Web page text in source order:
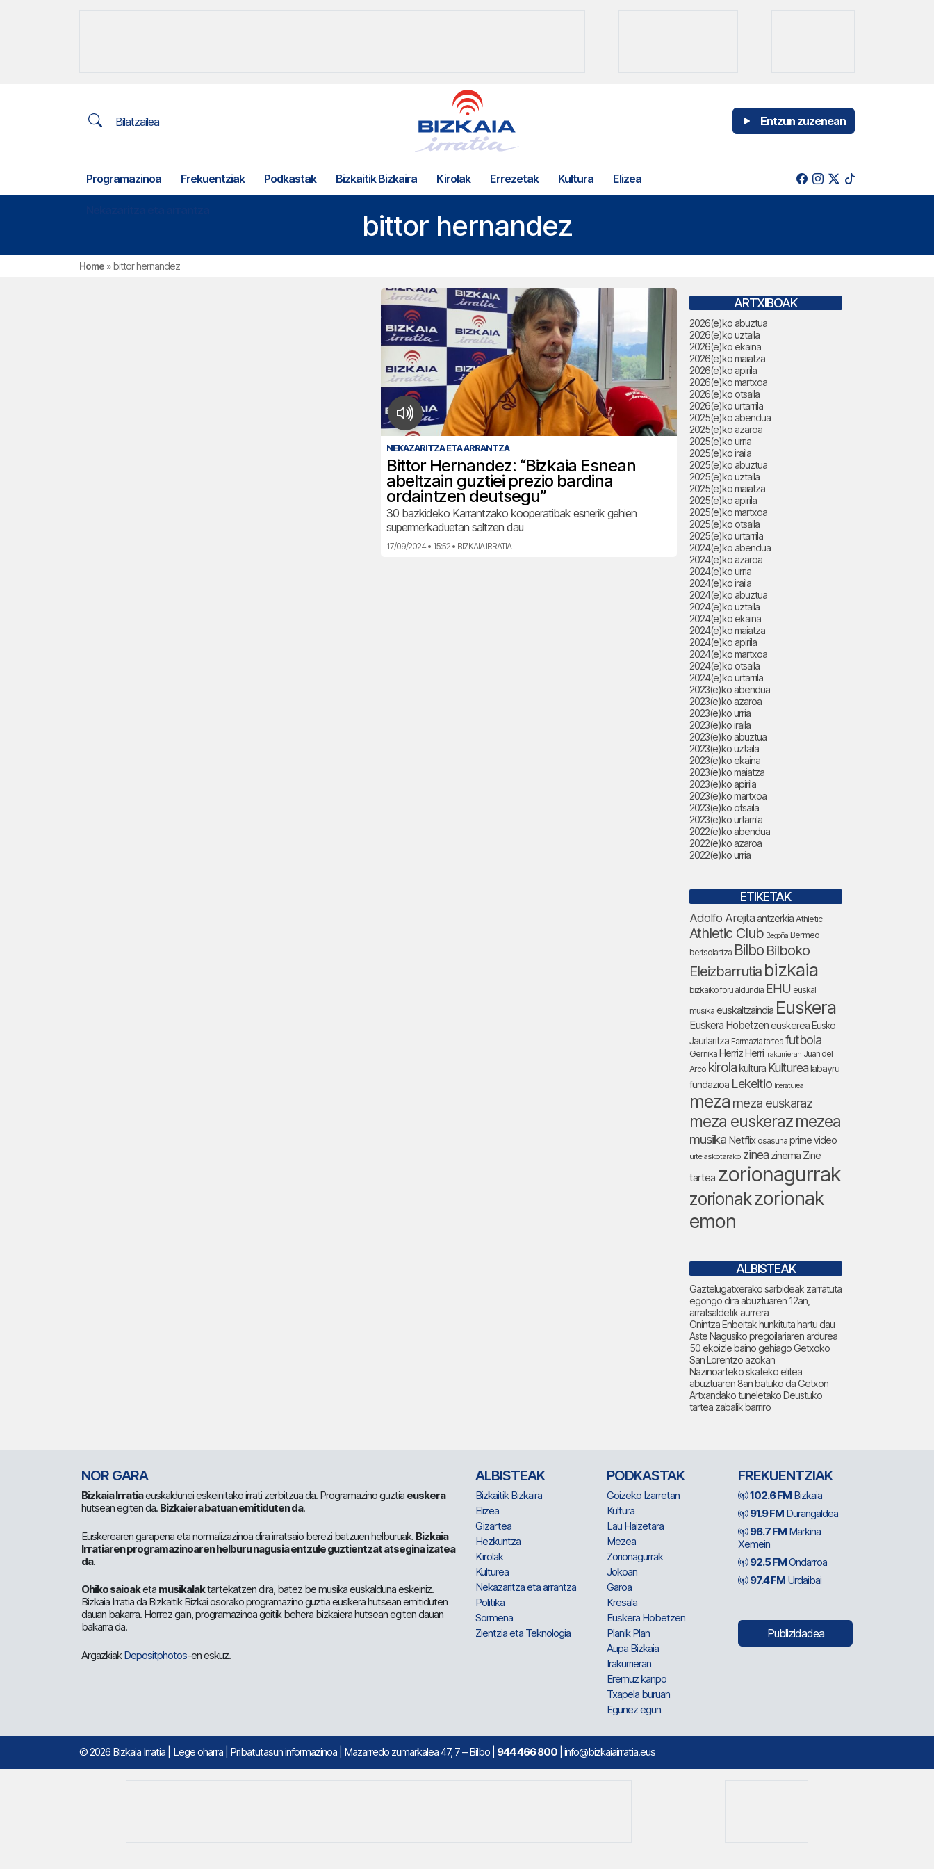
Bilatzailea Entzun zuzenean
Programazinoa Frekuentziak Podkastak Bizkaitik Bizkaira Kirolak Errezetak Kultura Elizea
bittor hernandez
Home »bittor hernandez
NEKAZARITZA ETA ARRANTZA
Bittor Hernandez: “Bizkaia Esnean
abeltzain guztiei prezio bardina
ordaintzen deutsegu”
30 bazkideko Karrantzako kooperatibak esnerik gehien
supermerkaduetan saltzen dau
17/09/2024 • 15:52 • BIZKAIA IRRATIA
ARTXIBOAK
2026(e)ko abuztua
2026(e)ko uztaila
2026(e)ko ekaina
2026(e)ko maiatza
2026(e)ko apirila
2026(e)ko martxoa
2026(e)ko otsaila
2026(e)ko urtarrila
2025(e)ko abendua
2025(e)ko azaroa
2025(e)ko urria
2025(e)ko iraila
2025(e)ko abuztua
2025(e)ko uztaila
2025(e)ko maiatza
2025(e)ko apirila
2025(e)ko martxoa
2025(e)ko otsaila
2025(e)ko urtarrila
2024(e)ko abendua
2024(e)ko azaroa
2024(e)ko urria
2024(e)ko iraila
2024(e)ko abuztua
2024(e)ko uztaila
2024(e)ko ekaina
2024(e)ko maiatza
2024(e)ko apirila
2024(e)ko martxoa
2024(e)ko otsaila
2024(e)ko urtarrila
2023(e)ko abendua
2023(e)ko azaroa
2023(e)ko urria
2023(e)ko iraila
2023(e)ko abuztua
2023(e)ko uztaila
2023(e)ko ekaina
2023(e)ko maiatza
2023(e)ko apirila
2023(e)ko martxoa
2023(e)ko otsaila
2023(e)ko urtarrila
2022(e)ko abendua
2022(e)ko azaroa
2022(e)ko urria
ETIKETAK
Adolfo Arejitaantzerkia Athletic
Athletic Club Begoña Bermeo
bertsolaritza Bilbo Bilboko
Eleizbarrutia bizkaia
bizkaiko foru aldundia EHU euskal
musika euskaltzaindia Euskera
Euskera Hobetzeneuskerea Eusko
Jaurlaritza Farmazia tartea futbola
Gernika Herriz Herri Irakurrieran Juan del
Arco kirola kultura Kulturealabayru
fundazioa Lekeitio literaturea
meza meza euskaraz
meza euskerazmezea
musika Netflix osasuna prime video
urte askotarako zinea zinema Zine
tartea zorionagurrak
zorionakzorionak
emon
ALBISTEAK
Gaztelugatxerako sarbideak zarratuta
egongo dira abuztuaren 12an,
arratsaldetik aurrera
Onintza Enbeitak hunkituta hartu dau
Aste Nagusiko pregoilariaren ardurea
50 ekoizle baino gehiago Getxoko
San Lorentzo azokan
Nazinoarteko skateko elitea
abuztuaren 8an batuko da Getxon
Artxandako tuneletako Deustuko
tartea zabalik barriro
NOR GARA
Bizkaia Irratiaeuskaldunei eskeinitako irrati zerbitzua da. Programazino guztia euskera
hutsean egiten da. Bizkaiera batuan emitiduten da.
Euskerearen garapena eta normalizazinoa dira irratsaio berezi batzuen helburuak. Bizkaia
Irratiaren programazinoaren helburu nagusia entzule guztientzat atsegina izatea
da.
Ohiko saioaketa musikalaktartekatzen dira, batez be musika euskalduna eskeiniz.
Bizkaia Irratia da Bizkaitik Bizkai osorako programazino guztia euskera hutsean emitiduten
dauan bakarra. Horrez gain, programazinoa goitik behera bizkaiera hutsean egiten dauan
bakarra da.
ArgazkiakDepositphotos-en eskuz.
ALBISTEAK
Bizkaitik Bizkaira
Elizea
Gizartea
Hezkuntza
Kirolak
Kulturea
Nekazaritza eta arrantza
Politika
Sormena
Zientzia eta Teknologia
PODKASTAK
Goizeko Izarretan
Kultura
Lau Haizetara
Mezea
Zorionagurrak
Jokoan
Garoa
Kresala
Euskera Hobetzen
Planik Plan
Aupa Bizkaia
Irakurrieran
Eremuz kanpo
Txapela buruan
Egunez egun
FREKUENTZIAK
102.6 FM Bizkaia
91.9 FM Durangaldea
96.7 FM Markina
Xemein
92.5 FMOndarroa
97.4 FM Urdaibai
Publizidadea
© 2026 Bizkaia Irratia Lege oharra Pribatutasun informazinoa | Mazarredo zumarkalea 47, 7 – Bilbo | 944 466 800 | info@bizkaiairratia.eus